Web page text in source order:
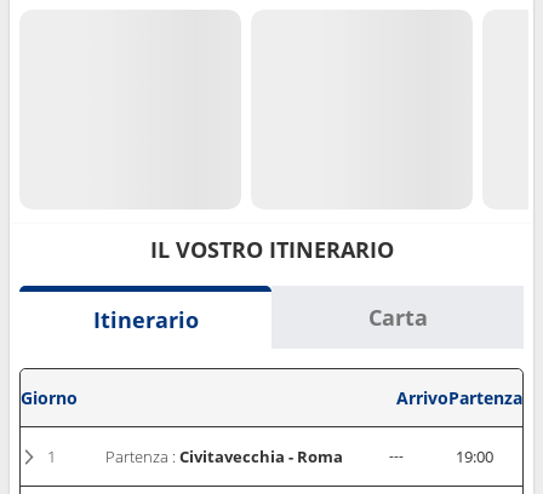
IL VOSTRO ITINERARIO
Itinerario Carta
Giorno ArrivoPartenza
1 Partenza :Civitavecchia - Roma --- 19:00